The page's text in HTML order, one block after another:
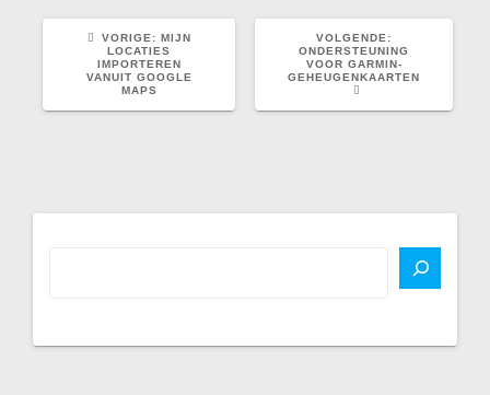
VORIGE: VORIG
BERICHT:
MIJN
LOCATIES
IMPORTEREN
VANUIT GOOGLE
MAPS
VOLGENDE:
BERICHT:
ONDERSTEUNING
VOOR GARMIN-
GEHEUGENKAARTEN